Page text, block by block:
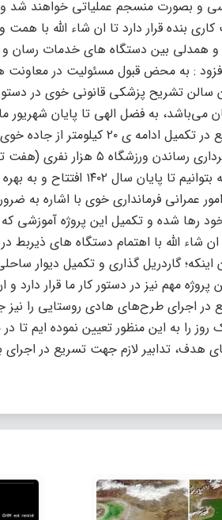
و بصورت منسجم عملیاتی خواهند شد و
بنده قرار دارد تا ان شاء الله با
بین دستگاه های خدمات رسان و
: به محض قبول مسئولیت در معاونت
سالن تشریح پزشکی قانونی خوی در
به فضل الهی تا پایان شهریور
سالم خویی، تسریع در
به مرحله ی بهره
۱۴۰۲ افتتاح و به بهره برداری برسانیم.
رها شده و تکمیل این پروژه آموزشی
شاء الله با اهتمام دستگاه های ذیربط
اینکه؛ گاردریل گذاری و تکمیل دیوار
در دستور کار ما قرار دارد و ان شاء الله تا ۳ ماه آتی به
در اجرای طرح‌های هادی روستایی را نیز
را به این منظور تعیین نموده ایم تا
هدف، تدابیر لازم جهت تسریع در اجرای